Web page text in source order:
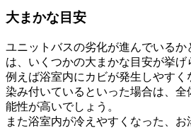
大まかな目安
ユニットバスの劣化が進んでいるか
は、いくつかの大まかな目安が挙げ
例えば浴室内にカビが発生しやす
染み付いているといった場合は、
能性が高いでしょう。
また浴室内が冷えやすくなった、